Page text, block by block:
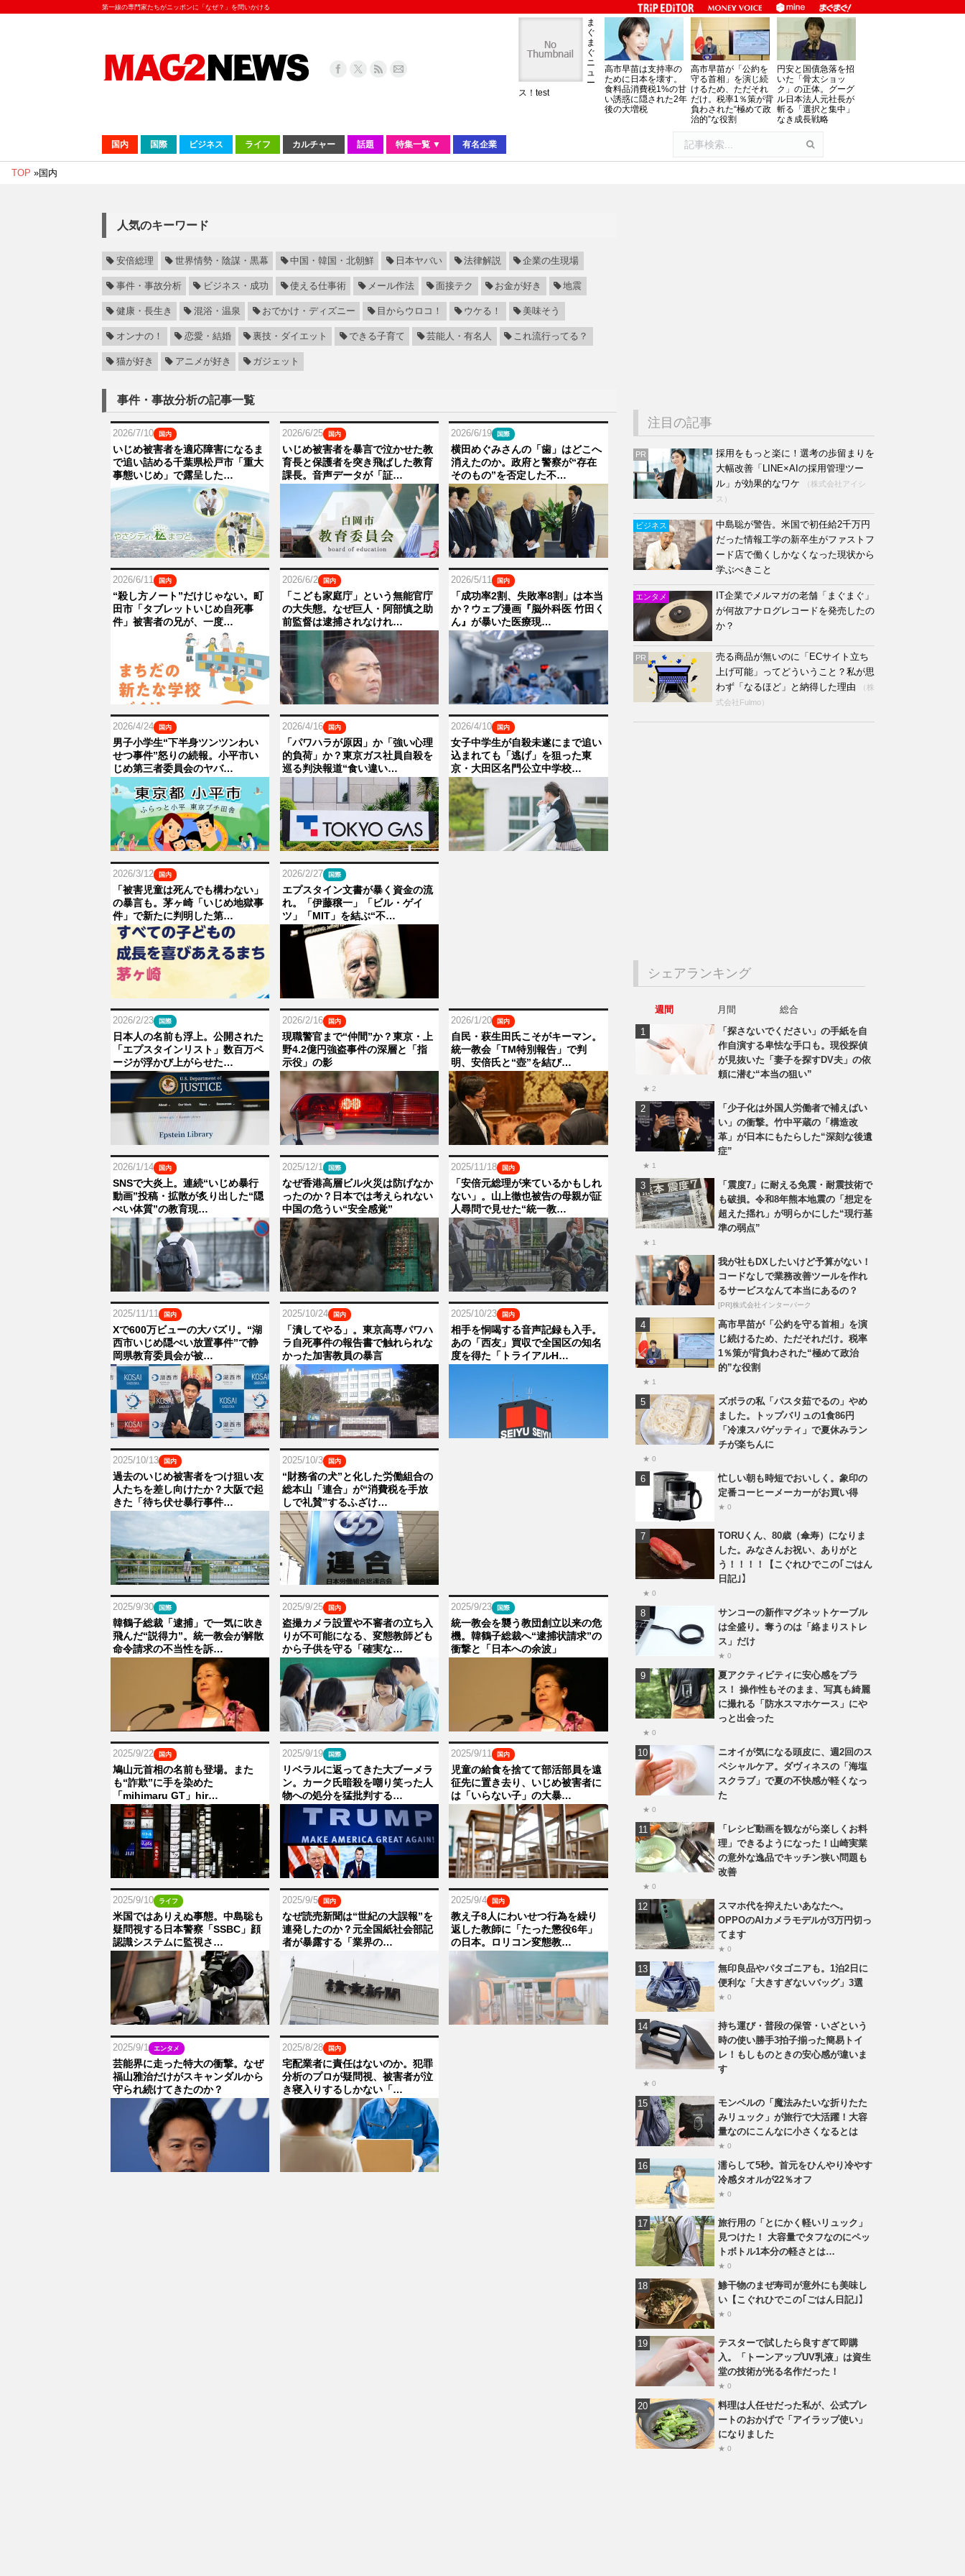
第一線の専門家たちがニッポンに「なぜ？」を問いかける
ま
ぐ
ま
ぐ
ニ
ュ
ー
ス！test
高市早苗は支持率の
ために日本を壊す。
食料品消費税1%の甘
い誘惑に隠された2年
後の大増税
高市早苗が「公約を
守る首相」を演じ続
けるため、ただそれ
だけ。税率1％策が背
負わされた“極めて政
治的”な役割
円安と国債急落を招
いた「骨太ショッ
ク」の正体。グーグ
ル日本法人元社長が
斬る「選択と集中」
なき成長戦略
国内 国際 ビジネス ライフ カルチャー 話題 特集一覧 ▼ 有名企業
TOP »国内
人気のキーワード
安倍総理 世界情勢・陰謀・黒幕 中国・韓国・北朝鮮 日本ヤバい 法律解説 企業の生現場
事件・事故分析 ビジネス・成功 使える仕事術 メール作法 面接テク お金が好き 地震
健康・長生き 混浴・温泉 おでかけ・ディズニー 目からウロコ！ ウケる！ 美味そう
オンナの！ 恋愛・結婚 裏技・ダイエット できる子育て 芸能人・有名人 これ流行ってる？
猫が好き アニメが好き ガジェット
事件・事故分析の記事一覧
2026/7/10 国内
いじめ被害者を適応障害になるま
で追い詰める千葉県松戸市「重大
事態いじめ」で露呈した…
2026/6/25 国内
いじめ被害者を暴言で泣かせた教
育長と保護者を突き飛ばした教育
課長。音声データが「証…
2026/6/19 国際
横田めぐみさんの「歯」はどこへ
消えたのか。政府と警察が“存在
そのもの”を否定した不…
2026/6/11 国内
“殺し方ノート”だけじゃない。町
田市「タブレットいじめ自死事
件」被害者の兄が、一度…
2026/6/2 国内
「こども家庭庁」という無能官庁
の大失態。なぜ巨人・阿部慎之助
前監督は逮捕されなけれ…
2026/5/11 国内
「成功率2割、失敗率8割」は本当
か？ウェブ漫画『脳外科医 竹田く
ん』が暴いた医療現…
2026/4/24 国内
男子小学生“下半身ツンツンわい
せつ事件”怒りの続報。小平市い
じめ第三者委員会のヤバ…
2026/4/16 国内
「パワハラが原因」か「強い心理
的負荷」か？東京ガス社員自殺を
巡る判決報道“食い違い…
2026/4/10 国内
女子中学生が自殺未遂にまで追い
込まれても「逃げ」を狙った東
京・大田区名門公立中学校…
2026/3/12 国内
「被害児童は死んでも構わない」
の暴言も。茅ヶ崎「いじめ地獄事
件」で新たに判明した第…
2026/2/27 国際
エプスタイン文書が暴く資金の流
れ。「伊藤穣一」「ビル・ゲイ
ツ」「MIT」を結ぶ“不…
2026/2/23 国際
日本人の名前も浮上。公開された
「エプスタインリスト」数百万ペ
ージが浮かび上がらせた…
2026/2/16 国内
現職警官まで“仲間”か？東京・上
野4.2億円強盗事件の深層と「指
示役」の影
2026/1/20 国内
自民・萩生田氏こそがキーマン。
統一教会「TM特別報告」で判
明、安倍氏と“壺”を結び…
2026/1/14 国内
SNSで大炎上。連続“いじめ暴行
動画”投稿・拡散が炙り出した“隠
ぺい体質”の教育現…
2025/12/1 国際
なぜ香港高層ビル火災は防げなか
ったのか？日本では考えられない
中国の危うい“安全感覚”
2025/11/18 国内
「安倍元総理が来ているかもしれ
ない」。山上徹也被告の母親が証
人尋問で見せた“統一教…
2025/11/11 国内
Xで600万ビューの大バズリ。“湖
西市いじめ隠ぺい放置事件”で静
岡県教育委員会が被…
2025/10/24 国内
「潰してやる」。東京高専パワハ
ラ自死事件の報告書で触れられな
かった加害教員の暴言
2025/10/23 国内
相手を恫喝する音声記録も入手。
あの「西友」買収で全国区の知名
度を得た「トライアルH…
2025/10/13 国内
過去のいじめ被害者をつけ狙い友
人たちを差し向けたか？大阪で起
きた「待ち伏せ暴行事件…
2025/10/3 国内
“財務省の犬”と化した労働組合の
総本山「連合」が“消費税を手放
しで礼賛”するふざけ…
2025/9/30 国際
韓鶴子総裁「逮捕」で一気に吹き
飛んだ“説得力”。統一教会が解散
命令請求の不当性を訴…
2025/9/25 国内
盗撮カメラ設置や不審者の立ち入
りが不可能になる、変態教師ども
から子供を守る「確実な…
2025/9/23 国際
統一教会を襲う教団創立以来の危
機。韓鶴子総裁へ“逮捕状請求”の
衝撃と「日本への余波」
2025/9/22 国内
鳩山元首相の名前も登場。また
も“詐欺”に手を染めた
「mihimaru GT」hir…
2025/9/19 国際
リベラルに返ってきた大ブーメラ
ン。カーク氏暗殺を嘲り笑った人
物への処分を猛批判する…
2025/9/11 国内
児童の給食を捨てて部活部員を遠
征先に置き去り、いじめ被害者に
は「いらない子」の大暴…
2025/9/10 ライフ
米国ではありえぬ事態。中島聡も
疑問視する日本警察「SSBC」顔
認識システムに監視さ…
2025/9/5 国内
なぜ読売新聞は“世紀の大誤報”を
連発したのか？元全国紙社会部記
者が暴露する「業界の…
2025/9/4 国内
教え子8人にわいせつ行為を繰り
返した教師に「たった懲役6年」
の日本。ロリコン変態教…
2025/9/1 エンタメ
芸能界に走った特大の衝撃。なぜ
福山雅治だけがスキャンダルから
守られ続けてきたのか？
2025/8/28 国内
宅配業者に責任はないのか。犯罪
分析のプロが疑問視、被害者が泣
き寝入りするしかない「…
注目の記事
PR
採用をもっと楽に！選考の歩留まりを
大幅改善「LINE×AIの採用管理ツー
ル」が効果的なワケ
（株式会社アイシ
ス）
ビジネス
中島聡が警告。米国で初任給2千万円
だった情報工学の新卒生がファストフ
ード店で働くしかなくなった現状から
学ぶべきこと
エンタメ
IT企業でメルマガの老舗「まぐまぐ」
が何故アナログレコードを発売したの
か？
PR
売る商品が無いのに「ECサイト立ち
上げ可能」ってどういうこと？私が思
わず「なるほど」と納得した理由
（株
式会社Fulmo）
シェアランキング
週間 月間
総合
「探さないでください」の手紙を自
作自演する卑怯な手口も。現役探偵
が見抜いた「妻子を探すDV夫」の依
頼に潜む“本当の狙い”
★ 2
「少子化は外国人労働者で補えばい
い」の衝撃。竹中平蔵の「構造改
革」が日本にもたらした“深刻な後遺
症”
★ 1
「震度7」に耐える免震・耐震技術で
も破損。令和8年熊本地震の「想定を
超えた揺れ」が明らかにした“現行基
準の弱点”
★ 1
我が社もDXしたいけど予算がない！
コードなしで業務改善ツールを作れ
るサービスなんて本当にあるの？
[PR]株式会社インターパーク
高市早苗が「公約を守る首相」を演
じ続けるため、ただそれだけ。税率
1％策が背負わされた“極めて政治
的”な役割
★ 1
ズボラの私「パスタ茹でるの」やめ
ました。トップバリュの1食86円
「冷凍スパゲッティ」で夏休みラン
チが楽ちんに
★ 0
忙しい朝も時短でおいしく。象印の
定番コーヒーメーカーがお買い得
★ 0
TORUくん、80歳（傘寿）になりま
した。みなさんお祝い、ありがと
う！！！！【こぐれひでこの｢ごはん
日記｣】
★ 0
サンコーの新作マグネットケーブル
は全盛り。奪うのは「絡まりストレ
ス」だけ
★ 0
夏アクティビティに安心感をプラ
ス！ 操作性もそのまま、写真も綺麗
に撮れる「防水スマホケース」にや
っと出会った
★ 0
ニオイが気になる頭皮に、週2回のス
ペシャルケア。ダヴィネスの「海塩
スクラブ」で夏の不快感が軽くなっ
た
★ 0
「レシピ動画を観ながら楽しくお料
理」できるようになった！山崎実業
の意外な逸品でキッチン狭い問題も
改善
★ 0
スマホ代を抑えたいあなたへ。
OPPOのAIカメラモデルが3万円切っ
てます
★ 0
無印良品やパタゴニアも。1泊2日に
便利な「大きすぎないバッグ」3選
★ 0
持ち運び・普段の保管・いざという
時の使い勝手3拍子揃った簡易トイ
レ！もしものときの安心感が違いま
す
★ 0
モンベルの「魔法みたいな折りたた
みリュック」が旅行で大活躍！大容
量なのにこんなに小さくなるとは
★ 0
濡らして5秒。首元をひんやり冷やす
冷感タオルが22％オフ
★ 0
旅行用の「とにかく軽いリュック」
見つけた！ 大容量でタフなのにペッ
トボトル1本分の軽さとは…
★ 0
鯵干物のまぜ寿司が意外にも美味し
い【こぐれひでこの｢ごはん日記｣】
★ 0
テスターで試したら良すぎて即購
入。「トーンアップUV乳液」は資生
堂の技術が光る名作だった！
★ 0
料理は人任せだった私が、公式プレ
ートのおかげで「アイラップ使い」
になりました
★ 0